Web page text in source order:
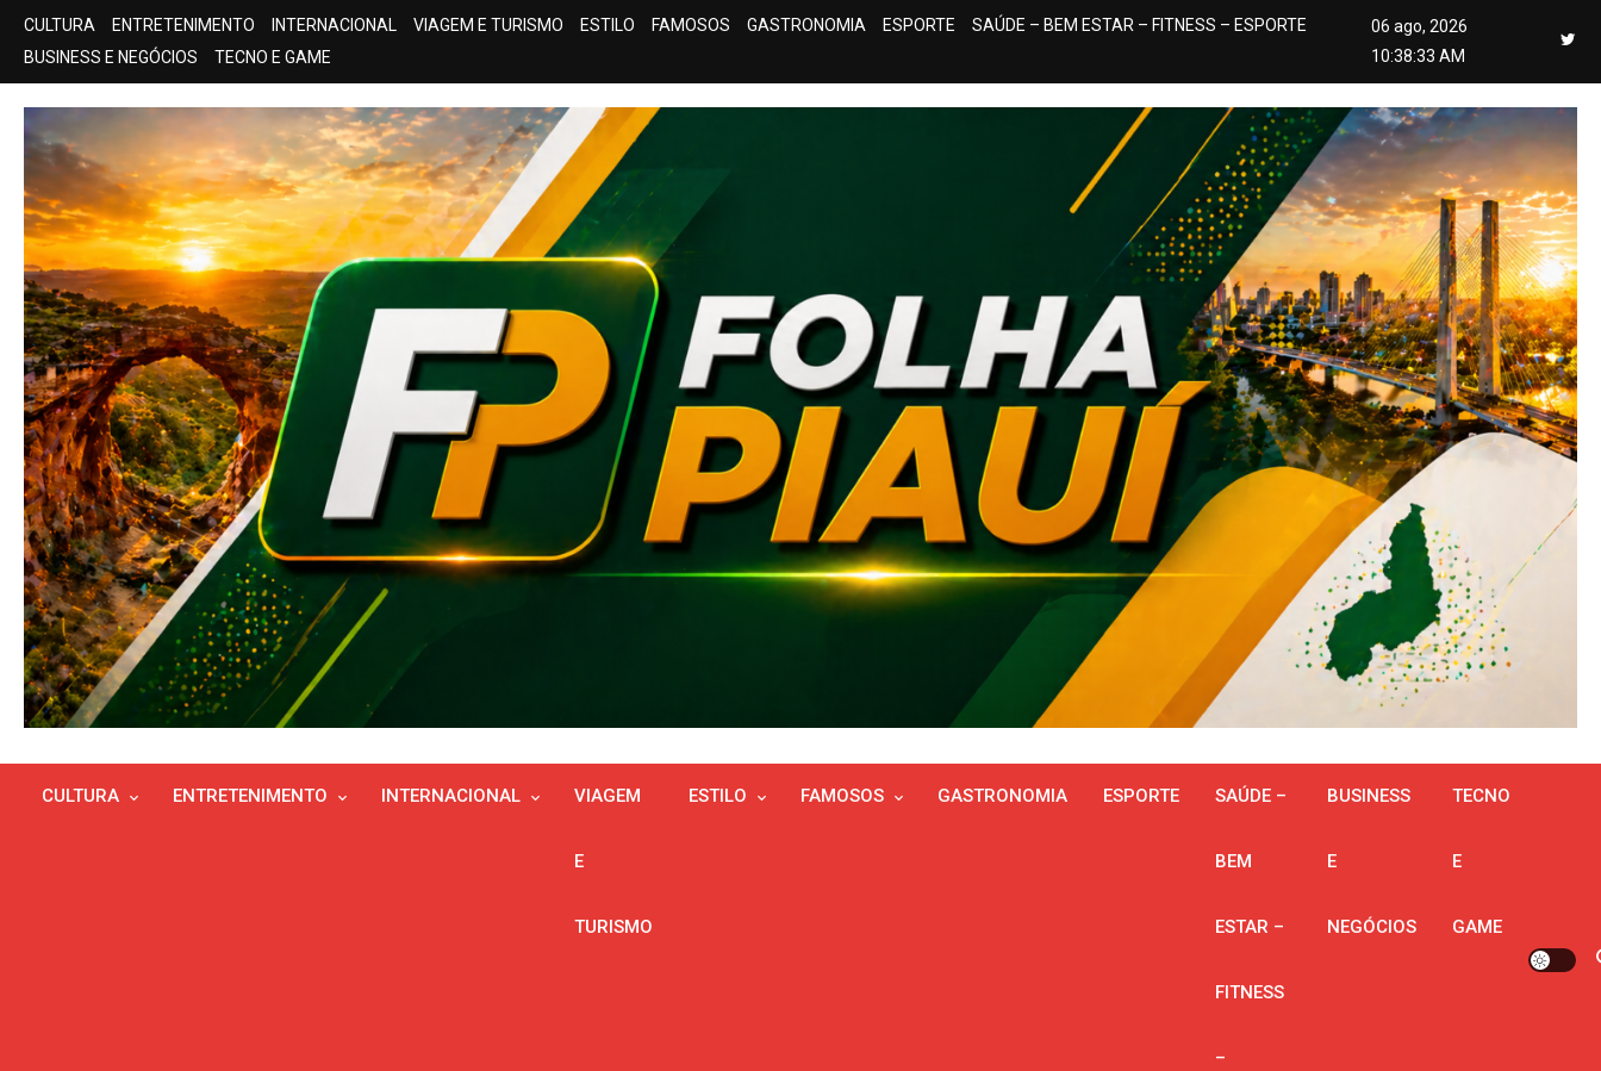
Skip
content
CULTURA ENTRETENIMENTO INTERNACIONAL VIAGEM E TURISMO ESTILO FAMOSOS GASTRONOMIA ESPORTE
SAÚDE – BEM ESTAR – FITNESS – ESPORTE
BUSINESS E NEGÓCIOS
TECNO E GAME
06 ago, 2026
10:38:34 AM
CULTURA ENTRETENIMENTO INTERNACIONAL VIAGEM
E
TURISMO
ESTILO FAMOSOS GASTRONOMIA ESPORTE SAÚDE –
BEM
ESTAR –
FITNESS
–
BUSINESS
E
NEGÓCIOS
TECNO
E
GAME